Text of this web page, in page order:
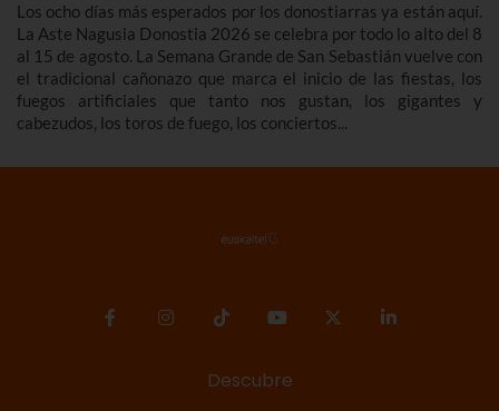
Los ocho días más esperados por los donostiarras ya están aquí.
La Aste Nagusia Donostia 2026 se celebra por todo lo alto del 8
al 15 de agosto. La Semana Grande de San Sebastián vuelve con
el tradicional cañonazo que marca el inicio de las fiestas, los
fuegos artificiales que tanto nos gustan, los gigantes y
cabezudos, los toros de fuego, los conciertos...
Descubre